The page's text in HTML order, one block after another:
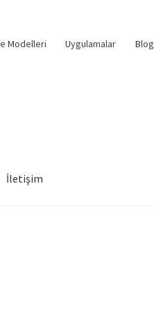
Modelleri Uygulamalar Blog
İletişim